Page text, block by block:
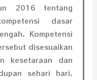
2016 tentang
dasar
Kompetensi
disesuaikan
kesetaraan dan
sehari hari.